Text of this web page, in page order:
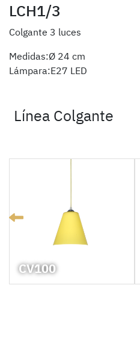
LCH1/3
Colgante 3 luces
Medidas:Ø 24 cm
Lámpara:E27 LED
Línea Colgante
CV100